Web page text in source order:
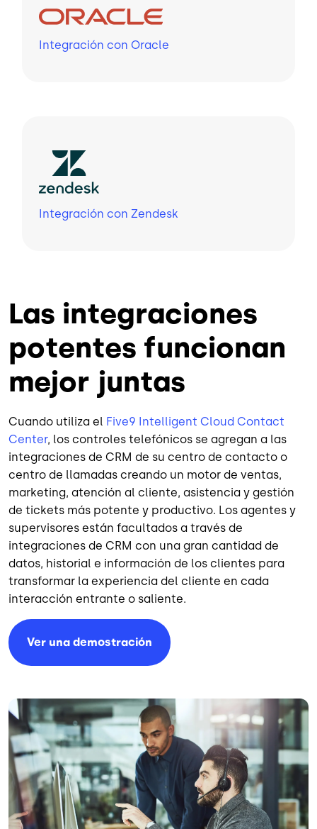
Integración con Oracle
Integración con Zendesk
Las integraciones
potentes funcionan
mejor juntas
Cuando utiliza el Five9 Intelligent Cloud Contact
Center, los controles telefónicos se agregan a las
integraciones de CRM de su centro de contacto o
centro de llamadas creando un motor de ventas,
marketing, atención al cliente, asistencia y gestión
de tickets más potente y productivo. Los agentes y
supervisores están facultados a través de
integraciones de CRM con una gran cantidad de
datos, historial e información de los clientes para
transformar la experiencia del cliente en cada
interacción entrante o saliente.
Ver una demostración
Image